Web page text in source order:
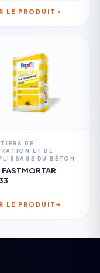
LE PRODUIT
DE
ET DE
DU BÉTON
FASTMORTAR
LE PRODUIT